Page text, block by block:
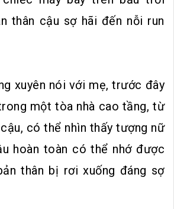
thân cậu sợ hãi đến nỗi run
xuyên nói với mẹ, trước đây
một tòa nhà cao tầng, từ
có thể nhìn thấy tượng nữ
hoàn toàn có thể nhớ được
thân bị rơi xuống đáng sợ